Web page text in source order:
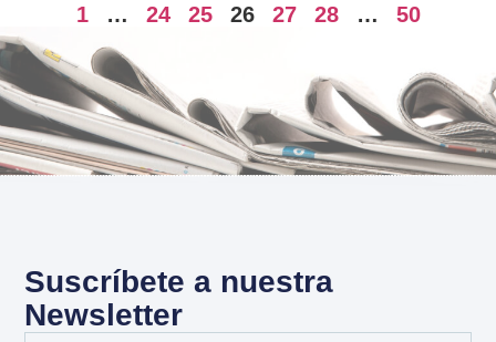
1 … 24 25 26 27 28 … 50
Suscríbete a nuestra
Newsletter